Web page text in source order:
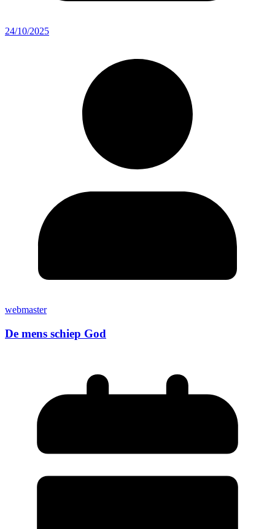
24/10/2025
webmaster
De mens schiep God